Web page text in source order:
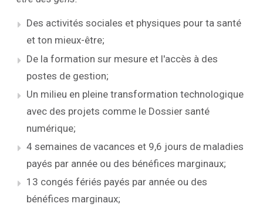
Des activités sociales et physiques pour ta santé
et ton mieux-être;
De la formation sur mesure et l'accès à des
postes de gestion;
Un milieu en pleine transformation technologique
avec des projets comme le Dossier santé
numérique;
4 semaines de vacances et 9,6 jours de maladies
payés par année ou des bénéfices marginaux;
13 congés fériés payés par année ou des
bénéfices marginaux;